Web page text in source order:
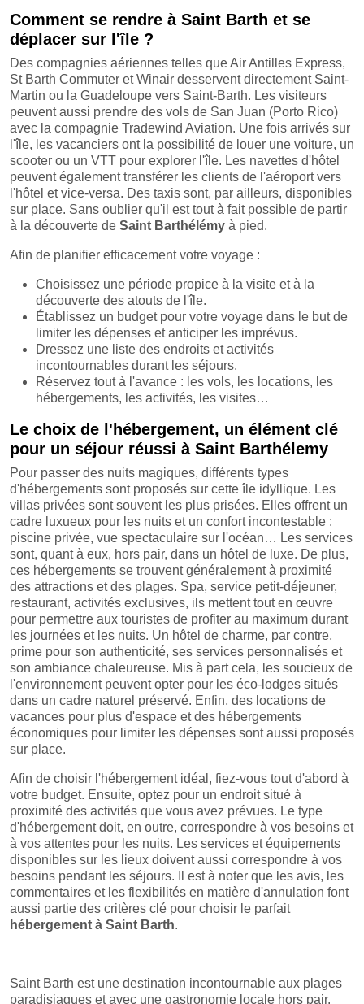
Comment se rendre à Saint Barth et se
déplacer sur l'île ?
Des compagnies aériennes telles que Air Antilles Express,
St Barth Commuter et Winair desservent directement Saint-
Martin ou la Guadeloupe vers Saint-Barth. Les visiteurs
peuvent aussi prendre des vols de San Juan (Porto Rico)
avec la compagnie Tradewind Aviation. Une fois arrivés sur
l'île, les vacanciers ont la possibilité de louer une voiture, un
scooter ou un VTT pour explorer l'île. Les navettes d'hôtel
peuvent également transférer les clients de l'aéroport vers
l'hôtel et vice-versa. Des taxis sont, par ailleurs, disponibles
sur place. Sans oublier qu'il est tout à fait possible de partir
à la découverte de Saint Barthélémy à pied.
Afin de planifier efficacement votre voyage :
Choisissez une période propice à la visite et à la
découverte des atouts de l'île.
Établissez un budget pour votre voyage dans le but de
limiter les dépenses et anticiper les imprévus.
Dressez une liste des endroits et activités
incontournables durant les séjours.
Réservez tout à l'avance : les vols, les locations, les
hébergements, les activités, les visites…
Le choix de l'hébergement, un élément clé
pour un séjour réussi à Saint Barthélemy
Pour passer des nuits magiques, différents types
d'hébergements sont proposés sur cette île idyllique. Les
villas privées sont souvent les plus prisées. Elles offrent un
cadre luxueux pour les nuits et un confort incontestable :
piscine privée, vue spectaculaire sur l'océan… Les services
sont, quant à eux, hors pair, dans un hôtel de luxe. De plus,
ces hébergements se trouvent généralement à proximité
des attractions et des plages. Spa, service petit-déjeuner,
restaurant, activités exclusives, ils mettent tout en œuvre
pour permettre aux touristes de profiter au maximum durant
les journées et les nuits. Un hôtel de charme, par contre,
prime pour son authenticité, ses services personnalisés et
son ambiance chaleureuse. Mis à part cela, les soucieux de
l'environnement peuvent opter pour les éco-lodges situés
dans un cadre naturel préservé. Enfin, des locations de
vacances pour plus d'espace et des hébergements
économiques pour limiter les dépenses sont aussi proposés
sur place.
Afin de choisir l'hébergement idéal, fiez-vous tout d'abord à
votre budget. Ensuite, optez pour un endroit situé à
proximité des activités que vous avez prévues. Le type
d'hébergement doit, en outre, correspondre à vos besoins et
à vos attentes pour les nuits. Les services et équipements
disponibles sur les lieux doivent aussi correspondre à vos
besoins pendant les séjours. Il est à noter que les avis, les
commentaires et les flexibilités en matière d'annulation font
aussi partie des critères clé pour choisir le parfait
hébergement à Saint Barth.
Saint Barth est une destination incontournable aux plages
paradisiaques et avec une gastronomie locale hors pair.